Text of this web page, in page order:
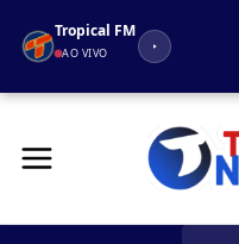
Tropical FM
AO VIVO